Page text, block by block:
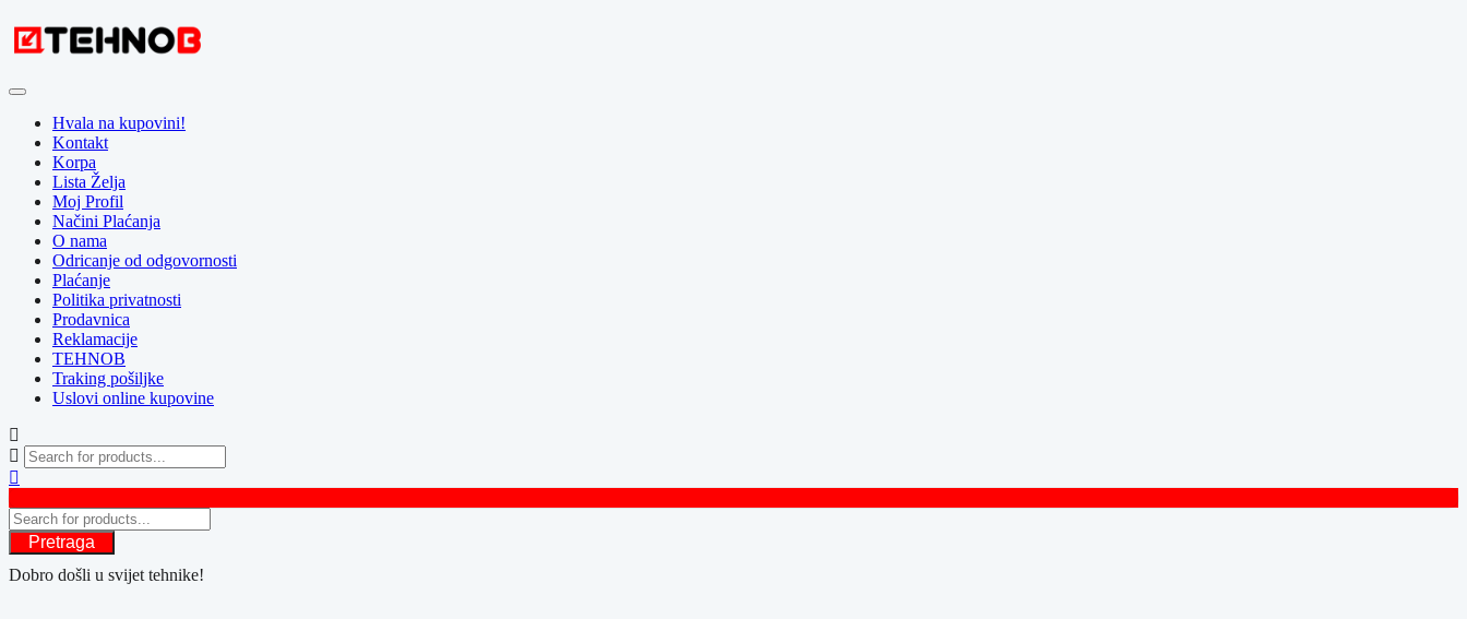
to
content
Hvala na kupovini!
Kontakt
Korpa
Lista Želja
Moj Profil
Načini Plaćanja
O nama
Odricanje od odgovornosti
Plaćanje
Politika privatnosti
Prodavnica
Reklamacije
TEHNOB
Traking pošiljke
Uslovi online kupovine
Pretraga
Dobro došli u svijet tehnike!